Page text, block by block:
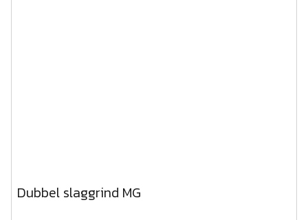
Dubbel slaggrind MG